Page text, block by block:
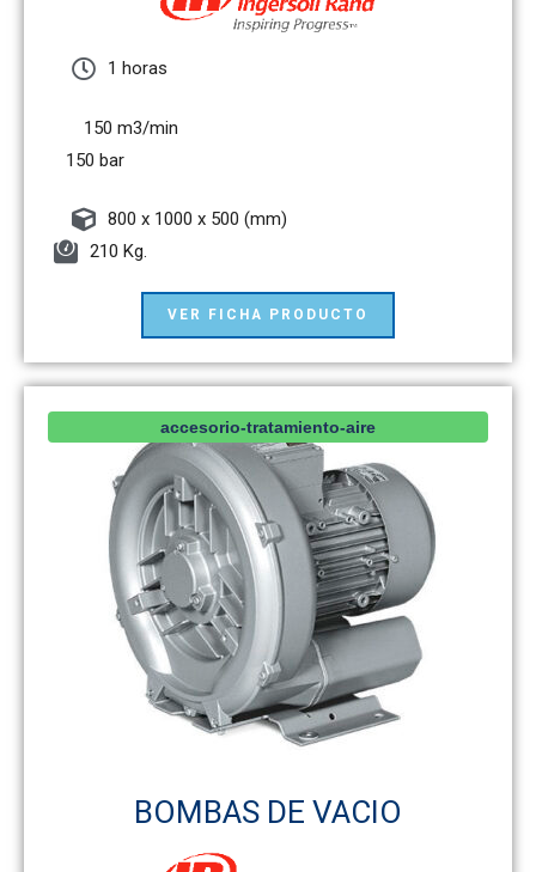
1 horas
150 m3/min
150 bar
800 x 1000 x 500 (mm)
210 Kg.
VER FICHA PRODUCTO
accesorio-tratamiento-aire
BOMBAS DE VACIO